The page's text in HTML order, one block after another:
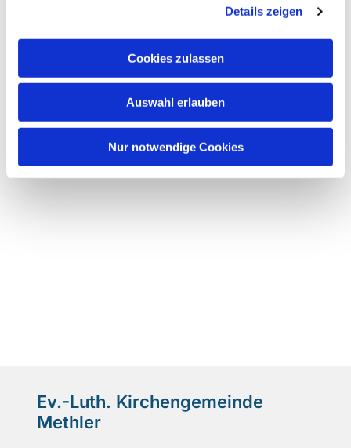
Details zeigen
Cookies zulassen
Auswahl erlauben
Nur notwendige Cookies
Ev.-Luth. Kirchengemeinde
Methler